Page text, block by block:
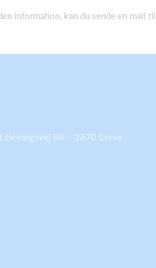
information, kan du sende en mail til
88 - 2670 Greve